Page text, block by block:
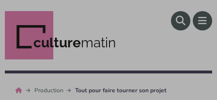
culturematin
Production Tout pour faire tourner son projet